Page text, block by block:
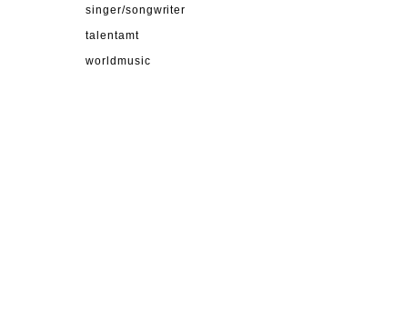
singer/songwriter
talentamt
worldmusic